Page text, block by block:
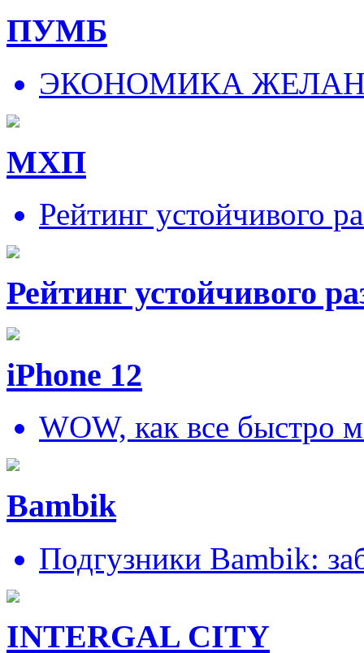
ПУМБ
ЭКОНОМИКА
МХП
Рейтинг устойчивого
Рейтинг устойчивого
iPhone 12
WOW, как все быстро
Bambik
Подгузники Bambik:
INTERGAL CITY